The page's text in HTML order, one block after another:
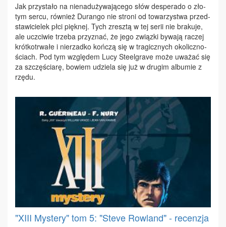
Jak przy­sta­ło na nie­na­du­ży­wa­ją­ce­go słów de­spe­ra­do o zło­
tym ser­cu, rów­nież Du­ran­go nie stro­ni od to­wa­rzy­stwa przed­
sta­wi­cie­lek płci pięk­nej. Tych zresz­tą w tej se­rii nie bra­ku­je,
ale uczci­wie trze­ba przy­znać, że je­go związ­ki by­wa­ją ra­czej
krót­ko­trwa­łe i nie­rzad­ko koń­czą się w tra­gicz­nych oko­licz­no­
ściach. Pod tym wzglę­dem Lu­cy Ste­el­gra­ve mo­że uwa­żać się
za szczę­ścia­rę, bo­wiem udzie­la się już w dru­gim al­bu­mie z
rzę­du.
"XIII Mystery" tom 5: "Steve Rowland" - recenzja